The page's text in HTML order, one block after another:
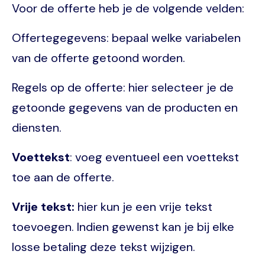
Voor de offerte heb je de volgende velden:
Offertegegevens: bepaal welke variabelen
van de offerte getoond worden.
Regels op de offerte: hier selecteer je de
getoonde gegevens van de producten en
diensten.
Voettekst: voeg eventueel een voettekst
toe aan de offerte.
Vrije tekst: hier kun je een vrije tekst
toevoegen. Indien gewenst kan je bij elke
losse betaling deze tekst wijzigen.